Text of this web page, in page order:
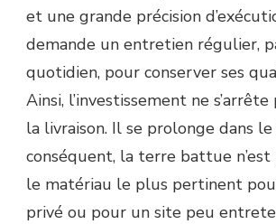
et une grande précision
demande un entretien régulier,
quotidien, pour conserver ses
Ainsi, l’investissement ne
la livraison. Il se prolonge dans
conséquent, la terre battue
le matériau le plus pertinent
privé ou pour un site peu